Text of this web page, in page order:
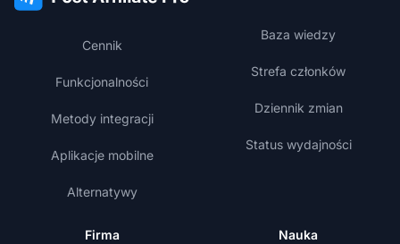
Cennik
Funkcjonalności
Metody integracji
Aplikacje mobilne
Alternatywy
Baza wiedzy
Strefa członków
Dziennik zmian
Status wydajności
Firma Nauka